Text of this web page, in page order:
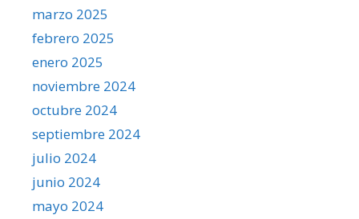
marzo 2025
febrero 2025
enero 2025
noviembre 2024
octubre 2024
septiembre 2024
julio 2024
junio 2024
mayo 2024